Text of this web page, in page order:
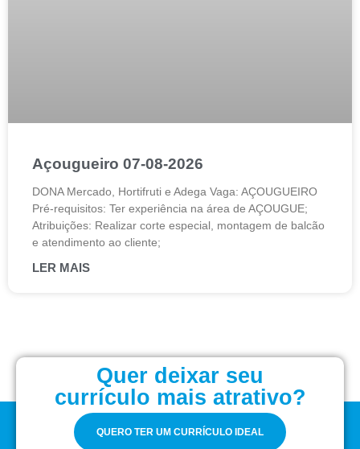
Açougueiro 07-08-2026
DONA Mercado, Hortifruti e Adega Vaga: AÇOUGUEIRO
Pré-requisitos: Ter experiência na área de AÇOUGUE;
Atribuições: Realizar corte especial, montagem de balcão
e atendimento ao cliente;
LER MAIS
Quer deixar seu
currículo mais atrativo?
QUERO TER UM CURRÍCULO IDEAL